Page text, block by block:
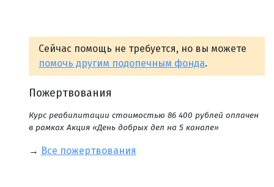
Сейчас помощь не требуется, но вы можете
помочь другим подопечным фонда.
Пожертвования
Курс реабилитации стоимостью 86 400 рублей оплачен
в рамках Акция «День добрых дел на 5 канале»
→ Все пожертвования